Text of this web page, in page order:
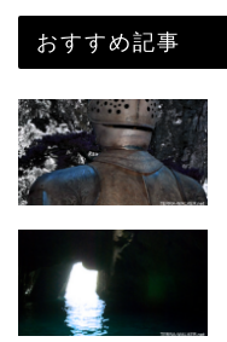
おすすめ記事